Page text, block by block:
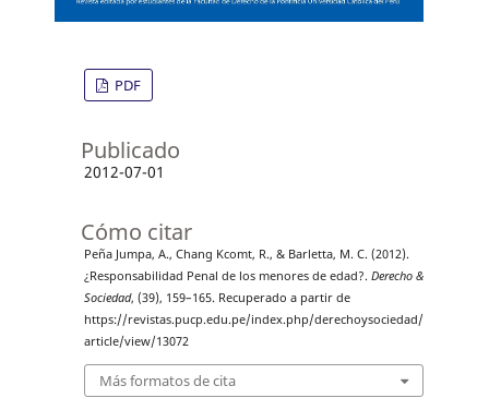
PDF
Publicado
2012-07-01
Cómo citar
Peña Jumpa, A., Chang Kcomt, R., & Barletta, M. C. (2012).
¿Responsabilidad Penal de los menores de edad?. Derecho &
Sociedad, (39), 159–165. Recuperado a partir de
https://revistas.pucp.edu.pe/index.php/derechoysociedad/
article/view/13072
Más formatos de cita